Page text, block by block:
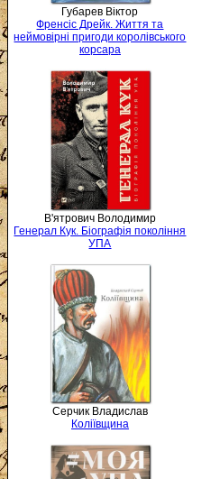
Губарев Віктор
Френсіс Дрейк. Життя та
неймовірні пригоди королівського
корсара
В'ятрович Володимир
Генерал Кук. Біографія покоління
УПА
Серчик Владислав
Коліївщина